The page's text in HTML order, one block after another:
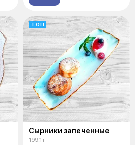
ТОП
Сырники запеченные
199.1 г